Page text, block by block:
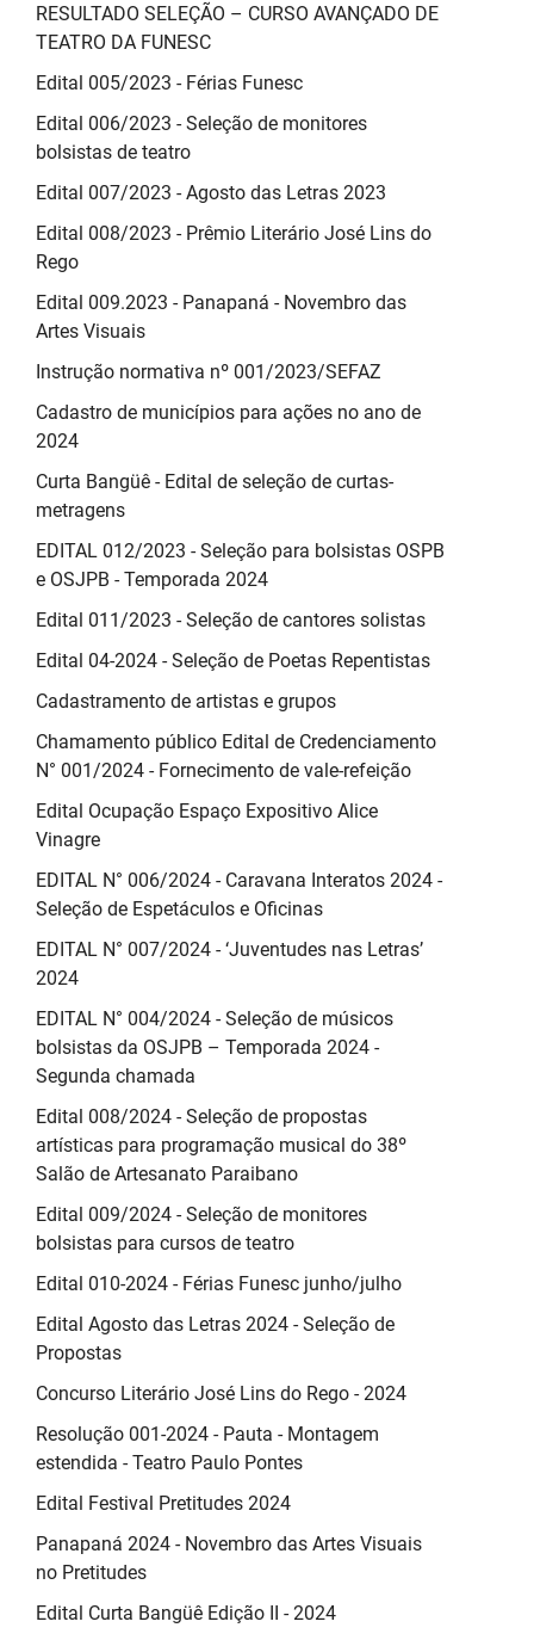
RESULTADO SELEÇÃO – CURSO AVANÇADO DE
TEATRO DA FUNESC
Edital 005/2023 - Férias Funesc
Edital 006/2023 - Seleção de monitores
bolsistas de teatro
Edital 007/2023 - Agosto das Letras 2023
Edital 008/2023 - Prêmio Literário José Lins do
Rego
Edital 009.2023 - Panapaná - Novembro das
Artes Visuais
Instrução normativa nº 001/2023/SEFAZ
Cadastro de municípios para ações no ano de
2024
Curta Bangüê - Edital de seleção de curtas-
metragens
EDITAL 012/2023 - Seleção para bolsistas OSPB
e OSJPB - Temporada 2024
Edital 011/2023 - Seleção de cantores solistas
Edital 04-2024 - Seleção de Poetas Repentistas
Cadastramento de artistas e grupos
Chamamento público Edital de Credenciamento
N° 001/2024 - Fornecimento de vale-refeição
Edital Ocupação Espaço Expositivo Alice
Vinagre
EDITAL N° 006/2024 - Caravana Interatos 2024 -
Seleção de Espetáculos e Oficinas
EDITAL N° 007/2024 - ‘Juventudes nas Letras’
2024
EDITAL N° 004/2024 - Seleção de músicos
bolsistas da OSJPB – Temporada 2024 -
Segunda chamada
Edital 008/2024 - Seleção de propostas
artísticas para programação musical do 38º
Salão de Artesanato Paraibano
Edital 009/2024 - Seleção de monitores
bolsistas para cursos de teatro
Edital 010-2024 - Férias Funesc junho/julho
Edital Agosto das Letras 2024 - Seleção de
Propostas
Concurso Literário José Lins do Rego - 2024
Resolução 001-2024 - Pauta - Montagem
estendida - Teatro Paulo Pontes
Edital Festival Pretitudes 2024
Panapaná 2024 - Novembro das Artes Visuais
no Pretitudes
Edital Curta Bangüê Edição II - 2024